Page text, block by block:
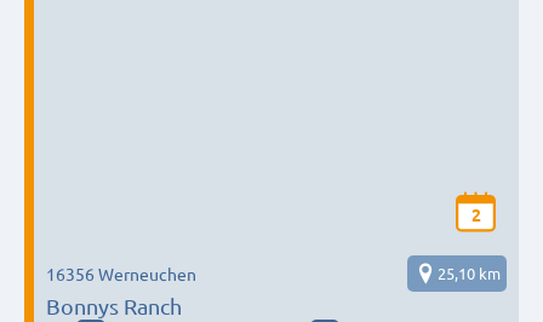
2
Bonnys Ranch
16356 Werneuchen 25,10 km